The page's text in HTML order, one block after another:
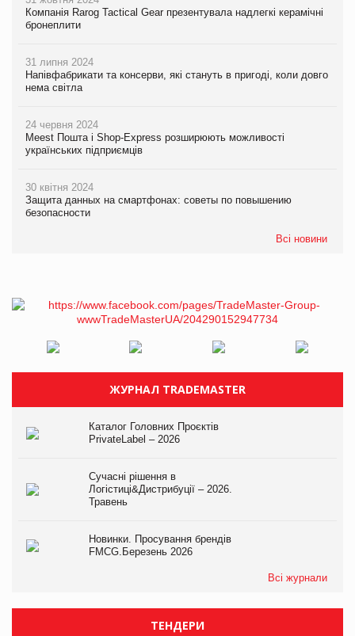
Компанія Rarog Tactical Gear презентувала надлегкі керамічні
бронеплити
31 липня 2024
Напівфабрикати та консерви, які стануть в пригоді, коли довго
нема світла
24 червня 2024
Meest Пошта і Shop-Express розширюють можливості
українських підприємців
30 квітня 2024
Защита данных на смартфонах: советы по повышению
безопасности
Всі новини
ЖУРНАЛ TRADEMASTER
Каталог Головних Проєктів
PrivateLabel – 2026
Сучасні рішення в
Логістиці&Дистрибуції – 2026.
Травень
Новинки. Просування брендів
FMCG.Березень 2026
Всі журнали
ТЕНДЕРИ